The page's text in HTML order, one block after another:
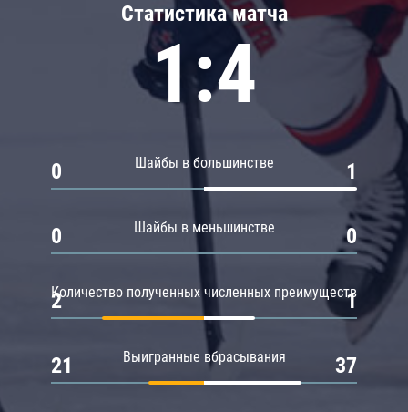
Статистика матча
1:4
Шайбы в большинстве
0 1
Шайбы в меньшинстве
0 0
Количество полученных численных преимуществ
2 1
Выигранные вбрасывания
21 37